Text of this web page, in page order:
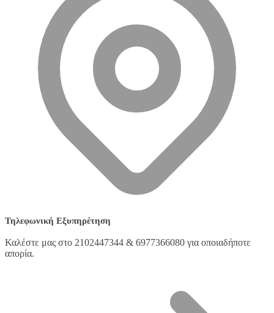
Τηλεφωνική Εξυπηρέτηση
Καλέστε μας στο 2102447344 & 6977366080 για οποιαδήποτε
απορία.